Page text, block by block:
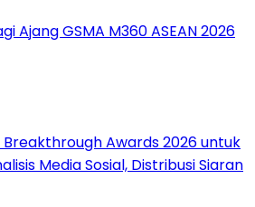
Ajang GSMA M360 ASEAN 2026
Breakthrough Awards 2026 untuk
Media Sosial, Distribusi Siaran